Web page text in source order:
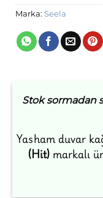
Marka: Seela
Stok sormadan
Yasham duvar
(Hit)markalı